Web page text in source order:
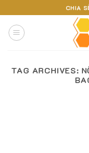
to
content
CHIA
TAG ARCHIVES: